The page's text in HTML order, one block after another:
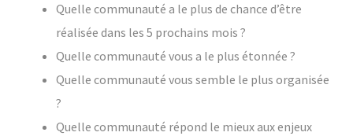
Quelle communauté a le plus de chance d’être
réalisée dans les 5 prochains mois ?
Quelle communauté vous a le plus étonnée ?
Quelle communauté vous semble le plus organisée
?
Quelle communauté répond le mieux aux enjeux